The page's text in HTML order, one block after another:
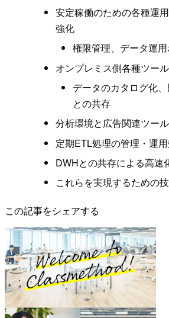
安定稼働のための各種運
強化
権限管理、データ運
オンプレミス側各種ツー
データのカタログ化
との共存
分析環境と広告関連ツー
定期ETL処理の管理・運
DWHとの共存による高速
これらを実現するための
この記事をシェアする